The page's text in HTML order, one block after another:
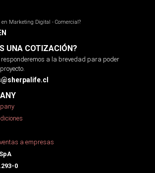
Marketing Digital - Comercial?
UNA COTIZACIÓN?
responderemos a la brevedad para poder
a empresas
0